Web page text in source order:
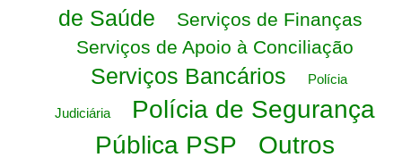
de Saúde
Serviços de Finanças
Serviços de Apoio à Conciliação
Serviços Bancários Polícia
Judiciária
Polícia de Segurança
Pública PSP
Outros